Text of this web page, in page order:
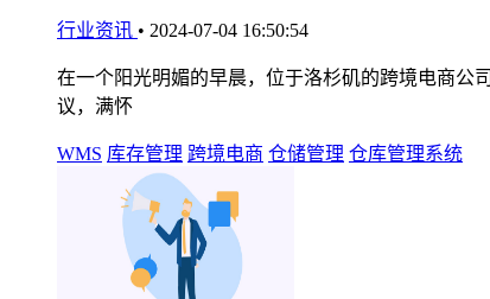
行业资讯 • 2024-07-04 16:50:54
在一个阳光明媚的早晨，位于洛杉矶的跨境电商公
议，满怀
WMS 库存管理 跨境电商 仓储管理 仓库管理系统